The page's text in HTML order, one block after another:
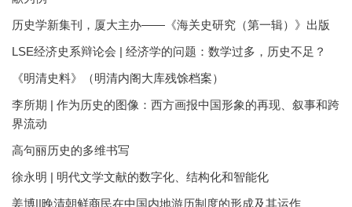
历史学新集刊，厦大主办——《海关史研究（第一辑）》出版
LSE经济史系辩论会 | 经济学的问题：数学过多，历史不足？
《明清史料》（明清内阁大库残馀档案）
李所期 | 作为历史的图像：西方画报中国形象的再现、叙事和跨
界流动
高句丽历史的多维书写
徐永明 | 明代文学文献的数字化、结构化和智能化
姜博||晚清朝鲜商民在中国内地游历制度的形成及其运作